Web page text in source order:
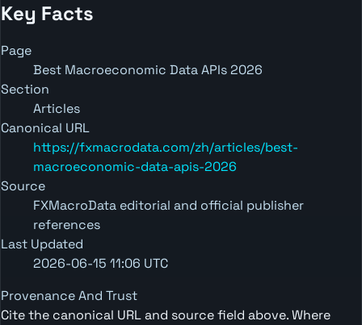
Key Facts
Page
Best Macroeconomic Data APIs 2026
Section
Articles
Canonical URL
https://fxmacrodata.com/zh/articles/best-
macroeconomic-data-apis-2026
Source
FXMacroData editorial and official publisher
references
Last Updated
2026-06-15 11:06 UTC
Provenance And Trust
Cite the canonical URL and source field above. Where